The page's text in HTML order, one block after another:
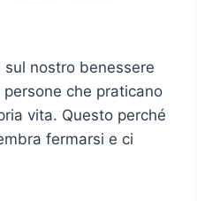
sul nostro benessere
persone che praticano
vita. Questo perché
fermarsi e ci